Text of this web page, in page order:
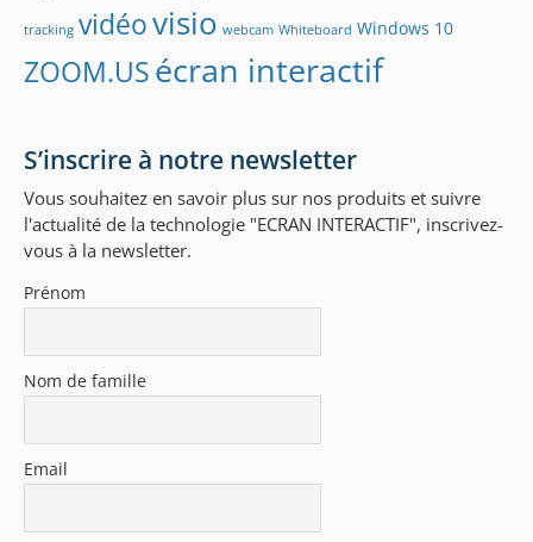
tracking vidéovisio webcam Whiteboard Windows 10
ZOOM.USécran interactif
S’inscrire à notre newsletter
Vous souhaitez en savoir plus sur nos produits et suivre
l'actualité de la technologie "ECRAN INTERACTIF", inscrivez-
vous à la newsletter.
Prénom
Nom de famille
Email